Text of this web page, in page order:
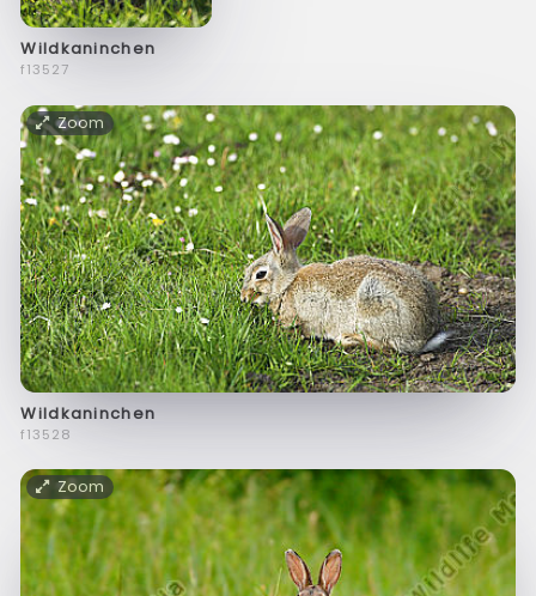
Wildkaninchen
f13527
Zoom
Wildkaninchen
f13528
Zoom